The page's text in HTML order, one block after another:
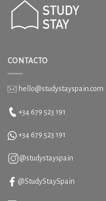
CONTACTO
hello@studystayspain.com
+34 679 523 191
+34 679 523 191
@studystayspain
@StudyStaySpain